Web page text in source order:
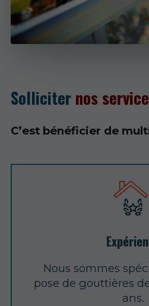
Solliciter nos
C’est bénéficier de
Nous sommes
pose de gouttières
ans.